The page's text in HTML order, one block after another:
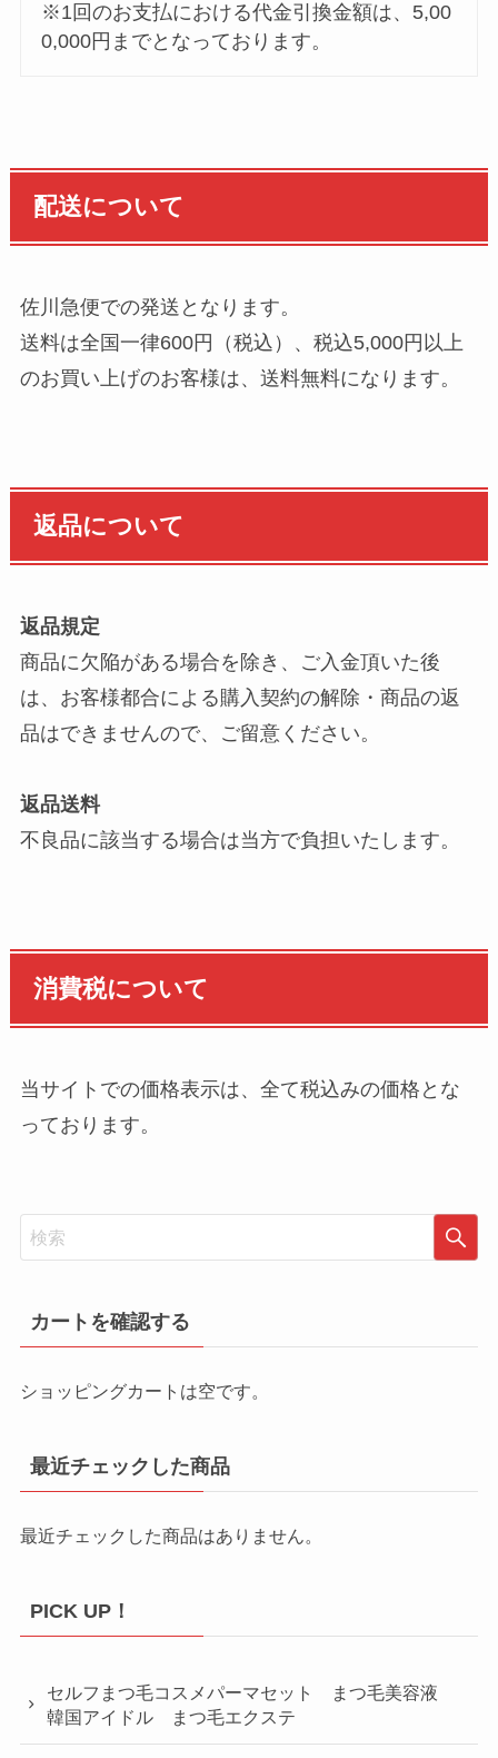
※1回のお支払における代金引換金額は、5,00
0,000円までとなっております。
配送について
佐川急便での発送となります。
送料は全国一律600円（税込）、税込5,000円以上
のお買い上げのお客様は、送料無料になります。
返品について
返品規定
商品に欠陥がある場合を除き、ご入金頂いた後
は、お客様都合による購入契約の解除・商品の返
品はできませんので、ご留意ください。
返品送料
不良品に該当する場合は当方で負担いたします。
消費税について
当サイトでの価格表示は、全て税込みの価格とな
っております。
カートを確認する
ショッピングカートは空です。
最近チェックした商品
最近チェックした商品はありません。
PICK UP！
セルフまつ毛コスメパーマセット まつ毛美容液
韓国アイドル まつ毛エクステ